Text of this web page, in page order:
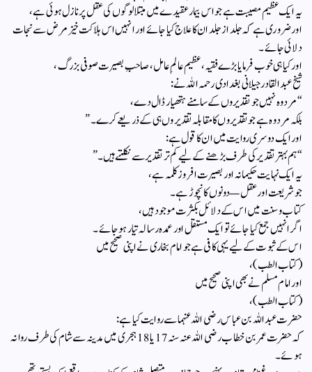
یہ ایک عظیم مصیبت ہے جو اس بیمار عقیدے میں مبتلا لوگوں کی عقل پر نازل ہوئی ہے،
اور ضروری ہے کہ جلد از جلد ان کا علاج کیا جائے اور انہیں اس ہلاکت خیز مرض سے نجات
دلائی جائے۔
اور کیا ہی خوب فرمایا بڑے فقیہ، عظیم عالمِ عامل، صاحبِ بصیرت صوفی بزرگ،
شیخ عبدالقادر جیلانی بغدادی رحمہ اللہ نے:
“مرد وہ نہیں جو تقدیروں کے سامنے ہتھیار ڈال دے،
بلکہ مرد وہ ہے جو تقدیروں کا مقابلہ تقدیروں ہی کے ذریعے کرے۔”
اور ایک دوسری روایت میں ان کا قول ہے:
“ہم بہتر تقدیر کی طرف بڑھنے کے لیے کم تر تقدیر سے نکلتے ہیں۔”
یہ ایک نہایت حکیمانہ اور بصیرت افروز کلمہ ہے،
جو شریعت اور عقل—دونوں کا نچوڑ ہے۔
کتاب و سنت میں اس کے دلائل بکثرت موجود ہیں،
اگر انہیں جمع کیا جائے تو ایک مستقل اور عمدہ رسالہ تیار ہو جائے۔
اس کے ثبوت کے لیے یہی کافی ہے جو امام بخاری نے اپنی صحیح میں
(کتاب الطب)،
اور امام مسلم نے بھی اپنی صحیح میں
(کتاب الطب)،
حضرت عبداللہ بن عباس رضی اللہ عنہما سے روایت کیا ہے:
کہ حضرت عمر بن خطاب رضی اللہ عنہ سنہ 17 یا 18 ہجری میں مدینہ سے شام کی طرف روانہ
ہوئے۔